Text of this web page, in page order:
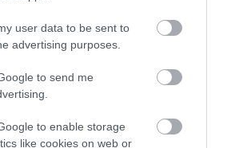
user data to be sent to
advertising purposes.
to send me
to enable storage
like cookies on web or
γίνονται –
Τι θα
αυτού
τελευταίες ειδήσεις